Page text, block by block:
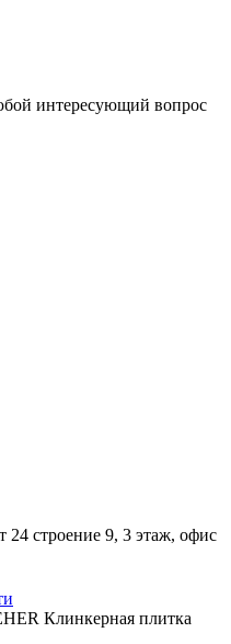
интересующий вопрос
строение 9, 3 этаж, офис
Клинкерная плитка